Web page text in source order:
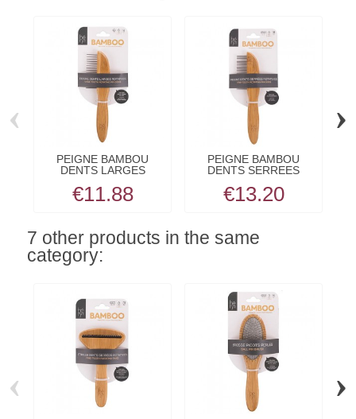
PEIGNE BAMBOU
DENTS LARGES
€11.88
PEIGNE BAMBOU
DENTS SERREES
€13.20
‹ ›
7 other products in the same
category:
‹ ›